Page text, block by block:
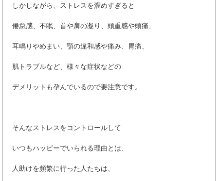
しかしながら、ストレスを溜めすぎると
倦怠感、不眠、首や肩の凝り、頭重感や頭痛、
耳鳴りやめまい、顎の違和感や痛み、胃痛、
肌トラブルなど、様々な症状などの
デメリットも孕んでいるので要注意です。
そんなストレスをコントロールして
いつもハッピーでいられる理由とは、
人助けを頻繁に行った人たちは、